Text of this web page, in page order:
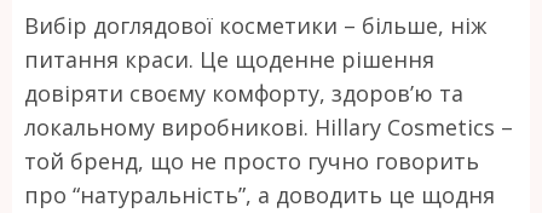
Вибір доглядової косметики – більше, ніж
питання краси. Це щоденне рішення
довіряти своєму комфорту, здоров’ю та
локальному виробникові. Hillary Cosmetics –
той бренд, що не просто гучно говорить
про “натуральність”, а доводить це щодня